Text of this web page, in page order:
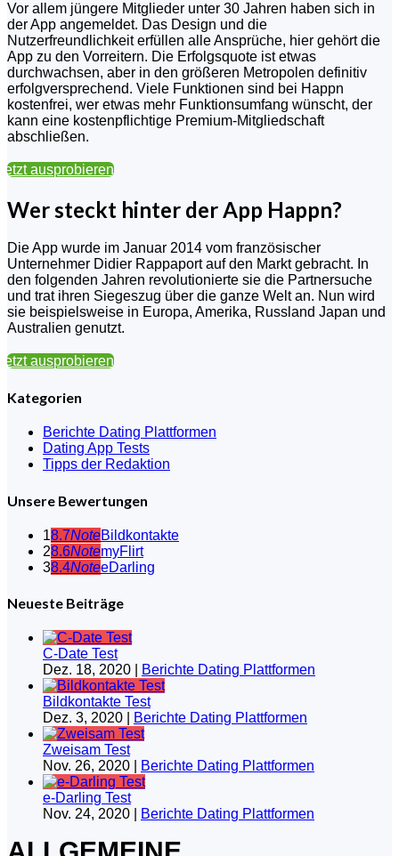
Vor allem jüngere Mitglieder unter 30 Jahren haben sich in
der App angemeldet. Das Design und die
Nutzerfreundlichkeit erfüllen alle Ansprüche, hier gehört die
App zu den Vorreitern. Die Erfolgsquote ist etwas
durchwachsen, aber in den größeren Metropolen definitiv
erfolgversprechend. Viele Funktionen sind bei Happn
kostenfrei, wer etwas mehr Funktionsumfang wünscht, der
kann eine kostenpflichtige Premium-Mitgliedschaft
abschließen.
ausprobieren
Wer steckt hinter der App Happn?
Die App wurde im Januar 2014 vom französischer
Unternehmer Didier Rappaport auf den Markt gebracht. In
den folgenden Jahren revolutionierte sie die Partnersuche
und trat ihren Siegeszug über die ganze Welt an. Nun wird
sie beispielsweise in Europa, Amerika, Russland Japan und
Australien genutzt.
ausprobieren
Kategorien
Berichte Dating Plattformen
Dating App Tests
Tipps der Redaktion
Unsere Bewertungen
18.7NoteBildkontakte
28.6NotemyFlirt
38.4NoteeDarling
Neueste Beiträge
C-Date Test
Dez. 18, 2020
Berichte Dating Plattformen
Bildkontakte Test
Dez. 3, 2020
Berichte Dating Plattformen
Zweisam Test
Nov. 26, 2020
Berichte Dating Plattformen
e-Darling Test
Nov. 24, 2020
Berichte Dating Plattformen